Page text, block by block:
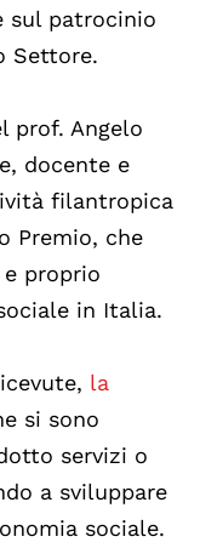
sul patrocinio
Settore.
prof. Angelo
docente e
filantropica
Premio, che
proprio
in Italia.
la
si sono
servizi o
a sviluppare
sociale.